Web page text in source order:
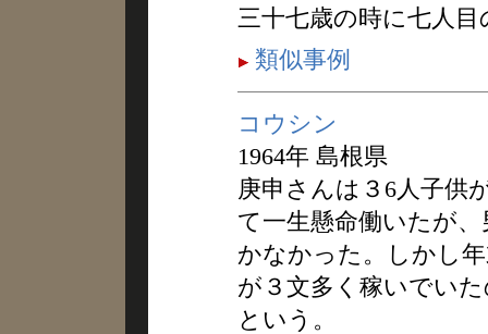
三十七歳の時に七人
類似事例
コウシン
1964年 島根県
庚申さんは３6人子供
て一生懸命働いたが
かなかった。しかし
が３文多く稼いでい
という。